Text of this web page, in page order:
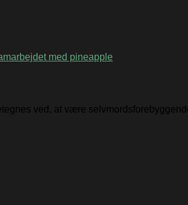
med pineapple
ved, at være